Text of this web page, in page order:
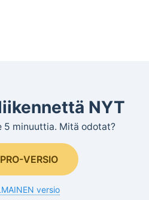
NYT
5 minuuttia. Mitä odotat?
VERSIO
versio